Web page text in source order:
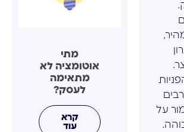
על
מתי
אוטומציה לא
מתאימה
לעסק?
קרא
עוד